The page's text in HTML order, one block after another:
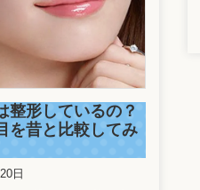
整形しているの？
を昔と比較してみ
日